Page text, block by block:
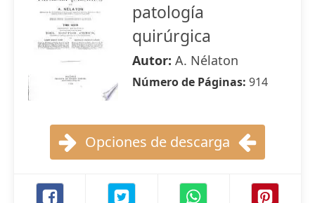
patología
quirúrgica
Autor: A. Nélaton
Número de Páginas: 914
Opciones de descarga